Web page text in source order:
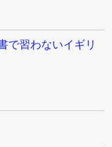
で習わないイギリ